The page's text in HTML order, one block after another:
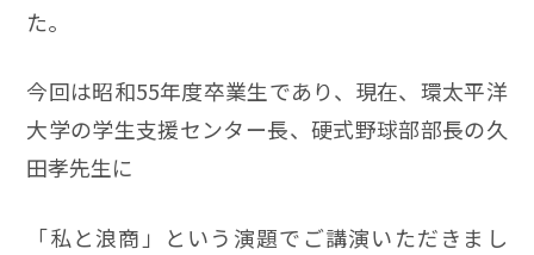
た。
今回は昭和55年度卒業生であり、現在、環太平洋
大学の学生支援センター長、硬式野球部部長の久
田孝先生に
「私と浪商」という演題でご講演いただきまし